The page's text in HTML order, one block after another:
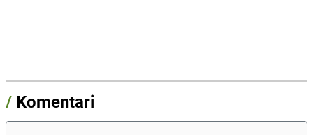
/ Komentari